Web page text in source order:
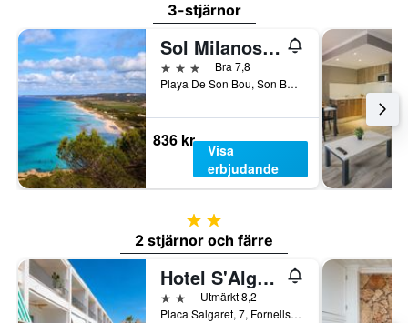
3-stjärnor
Sol Milanos Pingüinos
3 stjärnorBra 7,8
Playa De Son Bou, Son Bou, Menorca, Spanien
836 kr
Visa
erbjudande
2 stjärnor
2 stjärnor och färre
Hotel S'Algaret
2 stjärnorUtmärkt 8,2
Placa Salgaret, 7, Fornells, Menorca, Spanien